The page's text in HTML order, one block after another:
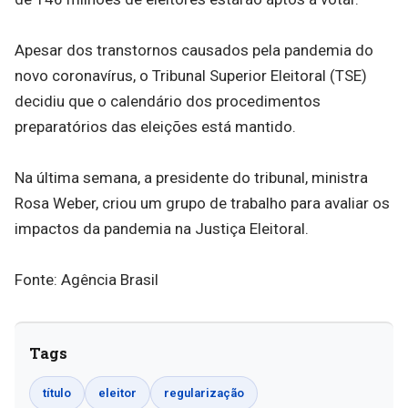
Apesar dos transtornos causados pela pandemia do
novo coronavírus, o Tribunal Superior Eleitoral (TSE)
decidiu que o calendário dos procedimentos
preparatórios das eleições está mantido.
Na última semana, a presidente do tribunal, ministra
Rosa Weber, criou um grupo de trabalho para avaliar os
impactos da pandemia na Justiça Eleitoral.
Fonte: Agência Brasil
Tags
título eleitor regularização